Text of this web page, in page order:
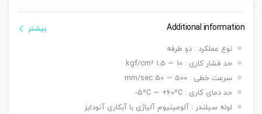
~ 50 mm / ø ۶۳-۸۰-۱۰۰mm a 5 ~ 100 mm
دنده
دنده ماندگی ,دنده نری
بست
نصبی
شاخه مادگی Y – بست چشمی FI – بست شناور FC
سنسور KT 33 R
تعداد
سنسور
یک عدد ,دو عدد
Additional information
نوع عملکرد : دو طرفه
حد فشار کاری : 10 ∼ 1.5 kgf/cm²
سرعت خطی : 500 ∼ 50 mm/sec
حد دمای کاری : 5ºC ∼ +60ºC-
لوله سیلندر : آلومینیوم آلیاژی با آبکاری آنودایز
بیشتر